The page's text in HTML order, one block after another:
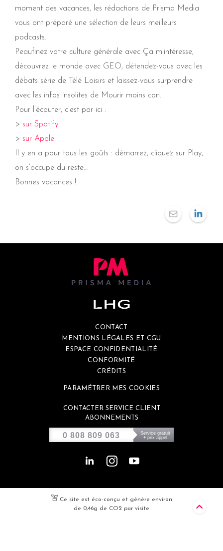
moment des vacances, les rédactions de Prisma Media
vous ont préparé une sélection de leurs meilleurs
podcasts.
Peaufinez votre culture générale avec Ça m’intéresse,
découvrez le monde avec GEO, détendez-vous avec les
débats série de
Télé Loisirs et laissez-vous surprendre
avec les infos insolites de Mourir moins con.
Pour l’écouter, c’est par ici :
> sur Spotify
> sur Apple
Il y en a pour tous les goûts : démarrez, cliquez sur Play,
on s’occupe du reste…
Bonnes vacances !
CONTACT
MENTIONS LÉGALES ET CGU
ESPACE CONFIDENTIALITÉ
CONFORMITÉ
CRÉDITS
PARAMÉTRER MES COOKIES
CONTACTER SERVICE CLIENT
ABONNEMENTS
0 808 809 063
Service gratuit
+ prix appel
Ce site est éco-conçu et génère environ
de 0,46g de CO2 par visite